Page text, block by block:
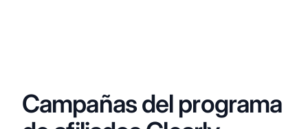
Campañas del programa